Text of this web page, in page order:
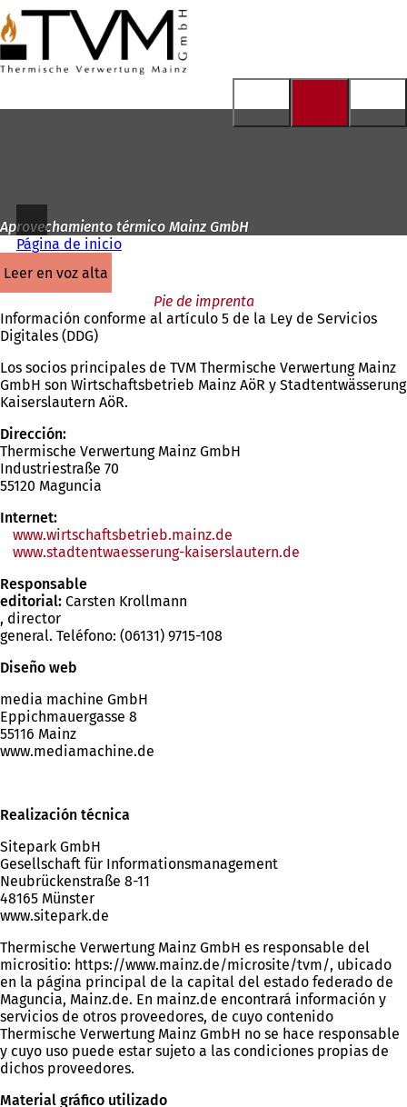
Saltar al contenido
la
página
de
inicio
Aprovechamiento térmico Mainz GmbH
Página de inicio
leer en voz alta
Pie de imprenta
Información conforme al artículo 5 de la Ley de Servicios
Digitales (DDG)
Los socios principales de TVM Thermische Verwertung Mainz
GmbH son Wirtschaftsbetrieb Mainz AöR y Stadtentwässerung
Kaiserslautern AöR.
Dirección:
Thermische Verwertung Mainz GmbH
Industriestraße 70
55120 Maguncia
Internet:
www.wirtschaftsbetrieb.mainz.de
abre
www.stadtentwaesserung-kaiserslautern.de
Responsable
editorial: Carsten Krollmann
, director
general. Teléfono: (06131) 9715-108
Diseño web
media machine GmbH
Eppichmauergasse 8
55116 Mainz
www.mediamachine.de
Realización técnica
Sitepark GmbH
Gesellschaft für Informationsmanagement
Neubrückenstraße 8-11
48165 Münster
www.sitepark.de
Thermische Verwertung Mainz GmbH es responsable del
micrositio: https://www.mainz.de/microsite/tvm/, ubicado
en la página principal de la capital del estado federado de
Maguncia, Mainz.de. En mainz.de encontrará información y
servicios de otros proveedores, de cuyo contenido
Thermische Verwertung Mainz GmbH no se hace responsable
y cuyo uso puede estar sujeto a las condiciones propias de
dichos proveedores.
Material gráfico utilizado